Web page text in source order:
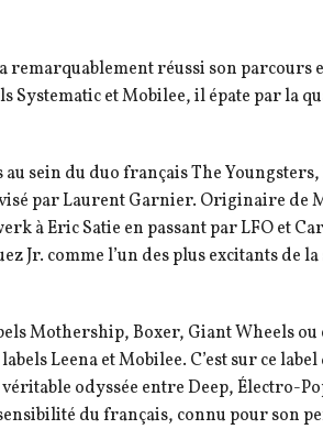
remarquablement réussi son parcours
Systematic et Mobilee, il épate par la
sein du duo français The
par Laurent Garnier. Originaire de
à Eric Satie en passant par LFO et
Jr. comme l’un des plus excitants de
Mothership, Boxer, Giant Wheels
Leena et Mobilee. C’est sur ce
véritable odyssée entre Deep, Électro-
du français, connu pour son